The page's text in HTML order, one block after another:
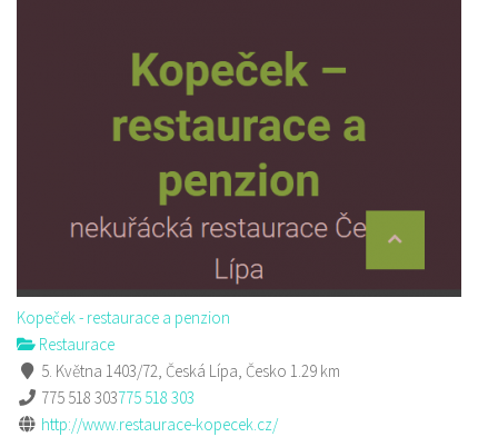
Kopeček - restaurace a penzion
Restaurace
5. Května 1403/72, Česká Lípa, Česko 1.29 km
775 518 303775 518 303
http://www.restaurace-kopecek.cz/